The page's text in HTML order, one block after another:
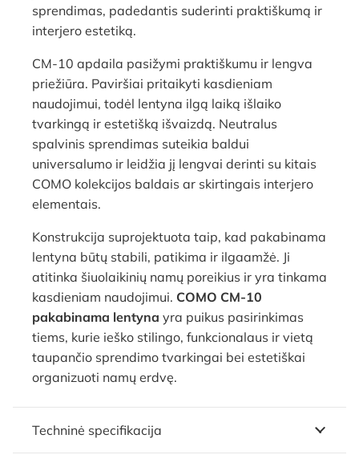
sprendimas, padedantis suderinti praktiškumą ir
interjero estetiką.
CM-10 apdaila pasižymi praktiškumu ir lengva
priežiūra. Paviršiai pritaikyti kasdieniam
naudojimui, todėl lentyna ilgą laiką išlaiko
tvarkingą ir estetišką išvaizdą. Neutralus
spalvinis sprendimas suteikia baldui
universalumo ir leidžia jį lengvai derinti su kitais
COMO kolekcijos baldais ar skirtingais interjero
elementais.
Konstrukcija suprojektuota taip, kad pakabinama
lentyna būtų stabili, patikima ir ilgaamžė. Ji
atitinka šiuolaikinių namų poreikius ir yra tinkama
kasdieniam naudojimui. COMO CM-10
pakabinama lentyna yra puikus pasirinkimas
tiems, kurie ieško stilingo, funkcionalaus ir vietą
taupančio sprendimo tvarkingai bei estetiškai
organizuoti namų erdvę.
Techninė specifikacija